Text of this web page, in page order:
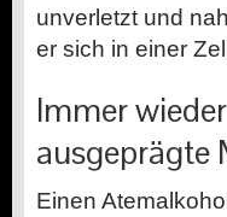
unverletzt und
er sich in einer
Immer
ausgeprägte
Einen